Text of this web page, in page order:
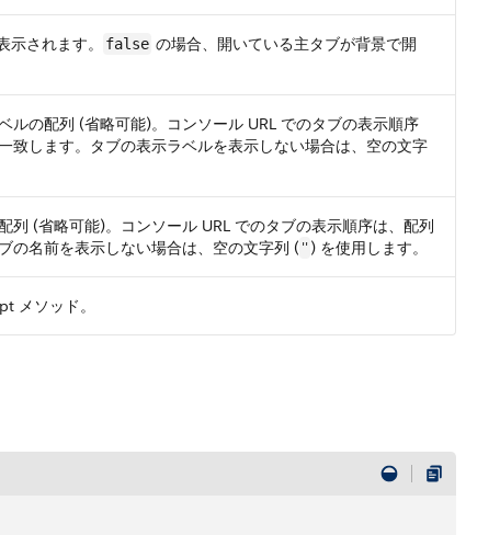
されます。 false の場合、開いている主タブが背景で開
ルの配列 (省略可能)。コンソール URL でのタブの表示順序
致します。タブの表示ラベルを表示しない場合は、空の文字
列 (省略可能)。コンソール URL でのタブの表示順序は、配列
の名前を表示しない場合は、空の文字列 ( '') を使用します。
メソッド。